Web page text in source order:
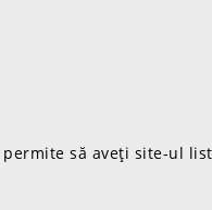
să aveți site-ul